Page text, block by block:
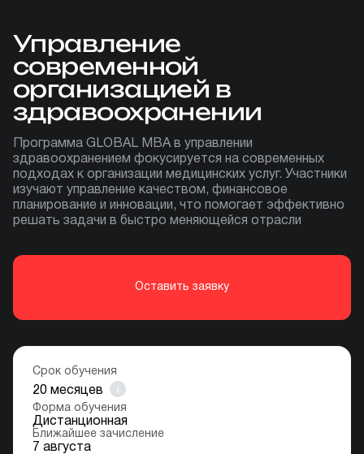
Управление
современной
организацией в
здравоохранении
Программа GLOBAL MBA в управлении
здравоохранением фокусируется на современных
подходах к организации медицинских услуг. Участники
изучают управление качеством, финансовое
планирование и инновации, что помогает эффективно
решать задачи в быстро меняющейся отрасли
Оставить заявку
Срок обучения
20 месяцев
Форма обучения
Дистанционная
Ближайшее зачисление
7 августа